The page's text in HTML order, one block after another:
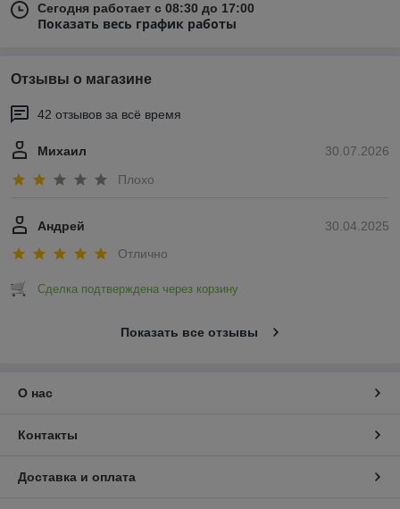
Сегодня работает с 08:30 до 17:00
Показать весь график работы
Отзывы о магазине
42 отзывов за всё время
30.07.2026
Михаил
Плохо
30.04.2025
Андрей
Отлично
Сделка подтверждена через корзину
Показать все отзывы
О нас
Контакты
Доставка и оплата